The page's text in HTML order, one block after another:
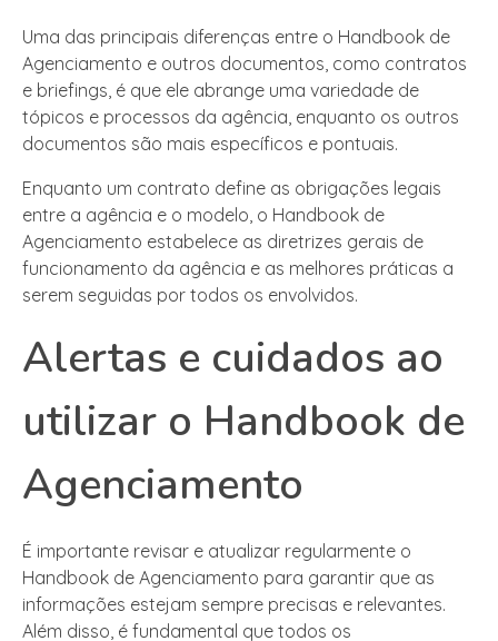
Uma das principais diferenças entre o Handbook de
Agenciamento e outros documentos, como contratos
e briefings, é que ele abrange uma variedade de
tópicos e processos da agência, enquanto os outros
documentos são mais específicos e pontuais.
Enquanto um contrato define as obrigações legais
entre a agência e o modelo, o Handbook de
Agenciamento estabelece as diretrizes gerais de
funcionamento da agência e as melhores práticas a
serem seguidas por todos os envolvidos.
Alertas e cuidados ao
utilizar o Handbook de
Agenciamento
É importante revisar e atualizar regularmente o
Handbook de Agenciamento para garantir que as
informações estejam sempre precisas e relevantes.
Além disso, é fundamental que todos os